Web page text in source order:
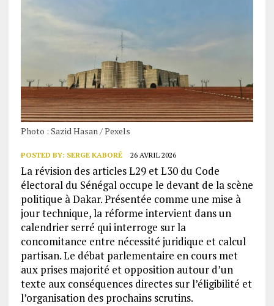
Photo : Sazid Hasan / Pexels
POSTED BY: SERGE KABORÉ 26 AVRIL 2026
La révision des articles L29 et L30 du Code
électoral du Sénégal occupe le devant de la scène
politique à Dakar. Présentée comme une mise à
jour technique, la réforme intervient dans un
calendrier serré qui interroge sur la
concomitance entre nécessité juridique et calcul
partisan. Le débat parlementaire en cours met
aux prises majorité et opposition autour d’un
texte aux conséquences directes sur l’éligibilité et
l’organisation des prochains scrutins.